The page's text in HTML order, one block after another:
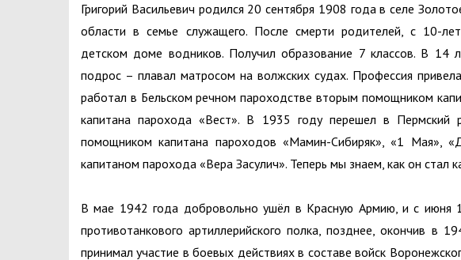
Григорий Васильевич родился 20 сентября 1908 года в селе
области в семье служащего. После смерти родителей, с 10-
детском доме водников. Получил образование 7 классов. В 14
подрос – плавал матросом на волжских судах. Профессия
работал в Бельском речном пароходстве вторым помощником
капитана парохода «Вест». В 1935 году перешел в
помощником капитана пароходов «Мамин-Сибиряк», «1 Мая»,
капитаном парохода «Вера Засулич». Теперь мы знаем, как он стал
В мае 1942 года добровольно ушёл в Красную Армию, и с июня
противотанкового артиллерийского полка, позднее, окончив в
принимал участие в боевых действиях в составе войск